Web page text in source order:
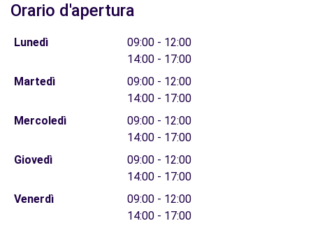
Orario d'apertura
Lunedì
09:00 - 12:00
14:00 - 17:00
Martedì
09:00 - 12:00
14:00 - 17:00
Mercoledì
09:00 - 12:00
14:00 - 17:00
Giovedì
09:00 - 12:00
14:00 - 17:00
Venerdì
09:00 - 12:00
14:00 - 17:00